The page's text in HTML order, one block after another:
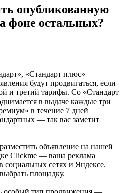
опубликованную
фоне остальных?
«Стандарт плюс»
будут продвигаться, если
и третий тарифы. Со «Стандарт
в выдаче каждые три
в течение 7 дней
— так вас заметит
объявление на нашей
Clickme — ваша реклама
социальных сетях и Яндексе.
площадку.